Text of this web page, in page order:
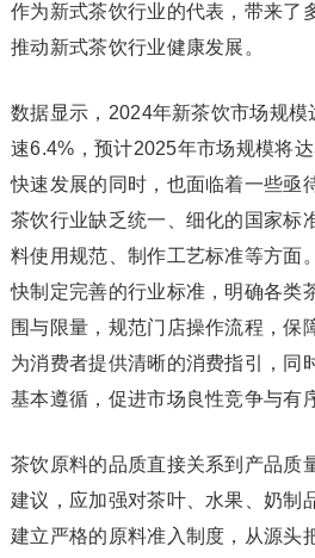
作为新式茶饮行业的代表，带来了
推动新式茶饮行业健康发展。
数据显示，2024年新茶饮市场规
速6.4%，预计2025年市场规模将
快速发展的同时，也面临着一些亟
茶饮行业缺乏统一、细化的国家标
料使用规范、制作工艺标准等方面
快制定完善的行业标准，明确各类
围与限量，规范门店操作流程，保
为消费者提供清晰的消费指引，同
基本遵循，促进市场良性竞争与有
茶饮原料的品质直接关系到产品质
建议，应加强对茶叶、水果、奶制
建立严格的原料准入制度，从源头